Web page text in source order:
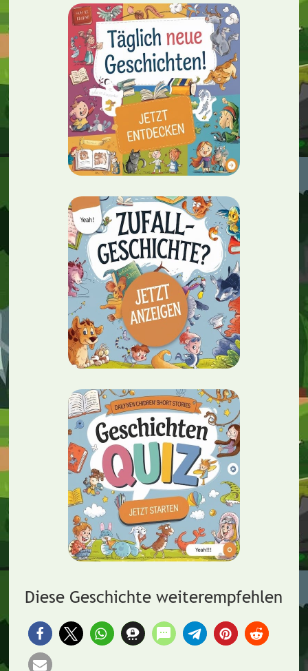
Diese Geschichte weiterempfehlen